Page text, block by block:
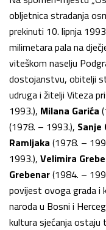
obljetnica stradanja
prekinuti 10. lipnja
milimetara pala na
viteškom naselju
dostojanstvu, obitelji
udruga i žitelji Viteza
1993.), Milana Garića
(1978. – 1993.), Sanje
Ramljaka (1978. –
1993.), Velimira
Grebenar(1984. –
povijest ovoga grada i
naroda u Bosni i
kultura sjećanja ostaju